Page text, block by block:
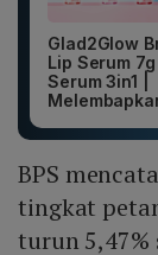
Glad2Glow
Lip Serum
Serum 3in1 |
BPS
tingkat
turun 5,47%